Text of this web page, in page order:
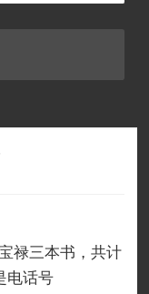
禄三本书，共计
电话号